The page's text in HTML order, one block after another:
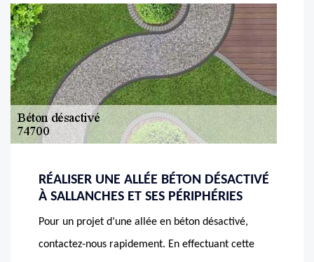
RÉALISER UNE ALLÉE BÉTON DÉSACTIVÉ
À SALLANCHES ET SES PÉRIPHÉRIES
Pour un projet d’une allée en béton désactivé,
contactez-nous rapidement. En effectuant cette